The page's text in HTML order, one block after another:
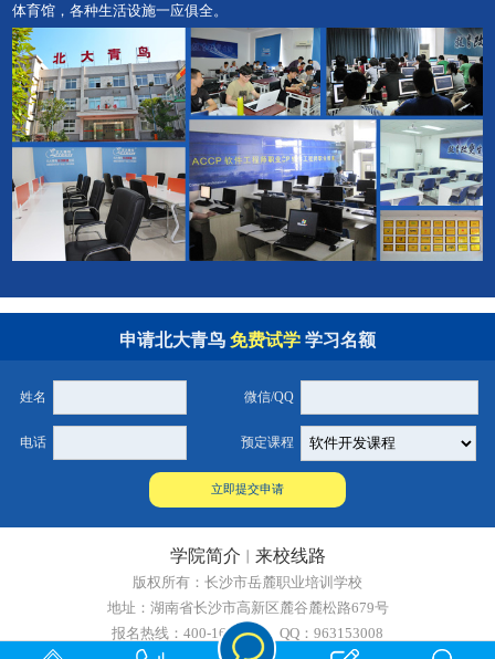
体育馆，各种生活设施一应俱全。
申请北大青鸟 免费试学 学习名额
姓名 微信/QQ
电话 预定课程
学院简介 丨 来校线路
版权所有：长沙市岳麓职业培训学校
地址：湖南省长沙市高新区麓谷麓松路679号
报名热线：400-160-2868 QQ：963153008